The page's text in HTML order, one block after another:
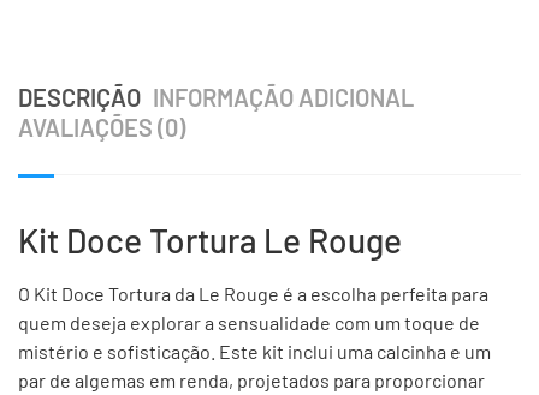
DESCRIÇÃO INFORMAÇÃO ADICIONAL
AVALIAÇÕES (0)
Kit Doce Tortura Le Rouge
O Kit Doce Tortura da Le Rouge é a escolha perfeita para
quem deseja explorar a sensualidade com um toque de
mistério e sofisticação. Este kit inclui uma calcinha e um
par de algemas em renda, projetados para proporcionar